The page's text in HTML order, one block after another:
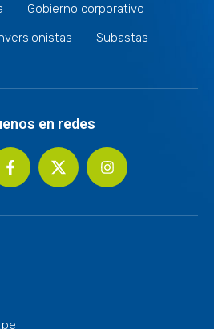
Gobierno corporativo
Subastas
en redes